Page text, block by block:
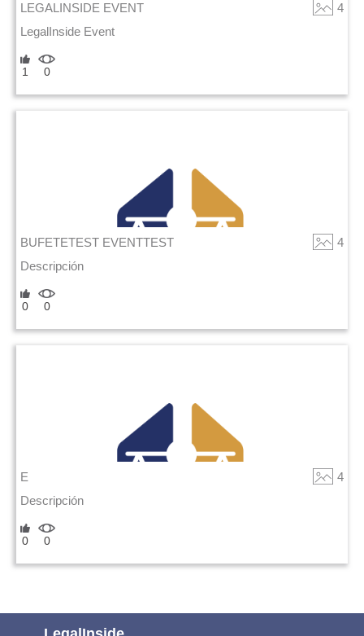
LEGALINSIDE EVENT
4
LegalInside Event
1 0
BUFETETEST EVENTTEST
4
Descripción
0 0
E
4
Descripción
0 0